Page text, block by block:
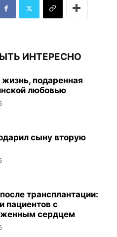
ИНТЕРЕСНО
жизнь, подаренная
любовью
сыну вторую
трансплантации:
пациентов с
сердцем